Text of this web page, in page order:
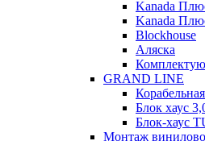
Kanada
Kanada
Blockhouse
Аляска
GRAND LINE
Блок хаус
Блок-хаус
Монтаж